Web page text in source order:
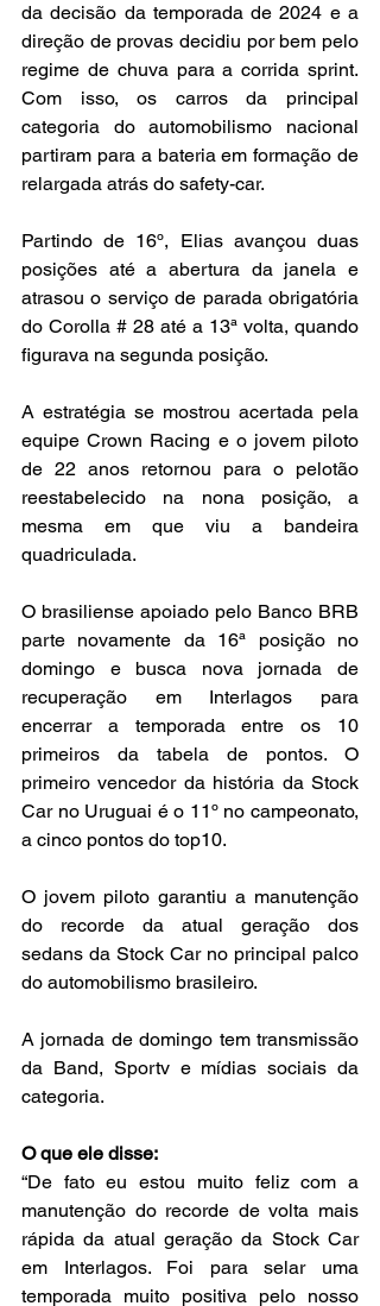
da decisão da temporada de 2024 e a
direção de provas decidiu por bem pelo
regime de chuva para a corrida sprint.
Com isso, os carros da principal
categoria do automobilismo nacional
partiram para a bateria em formação de
relargada atrás do safety-car.
Partindo de 16º, Elias avançou duas
posições até a abertura da janela e
atrasou o serviço de parada obrigatória
do Corolla # 28 até a 13ª volta, quando
figurava na segunda posição.
A estratégia se mostrou acertada pela
equipe Crown Racing e o jovem piloto
de 22 anos retornou para o pelotão
reestabelecido na nona posição, a
mesma em que viu a bandeira
quadriculada.
O brasiliense apoiado pelo Banco BRB
parte novamente da 16ª posição no
domingo e busca nova jornada de
recuperação em Interlagos para
encerrar a temporada entre os 10
primeiros da tabela de pontos. O
primeiro vencedor da história da Stock
Car no Uruguai é o 11º no campeonato,
a cinco pontos do top10.
O jovem piloto garantiu a manutenção
do recorde da atual geração dos
sedans da Stock Car no principal palco
do automobilismo brasileiro.
A jornada de domingo tem transmissão
da Band, Sportv e mídias sociais da
categoria.
O que ele disse:
“De fato eu estou muito feliz com a
manutenção do recorde de volta mais
rápida da atual geração da Stock Car
em Interlagos. Foi para selar uma
temporada muito positiva pelo nosso